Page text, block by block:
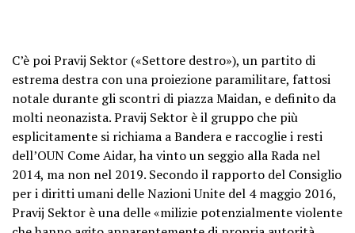
C’è poi Pravij Sektor («Settore destro»), un partito di
estrema destra con una proiezione paramilitare, fattosi
notale durante gli scontri di piazza Maidan, e definito da
molti neonazista. Pravij Sektor è il gruppo che più
esplicitamente si richiama a Bandera e raccoglie i resti
dell’OUN Come Aidar, ha vinto un seggio alla Rada nel
2014, ma non nel 2019. Secondo il rapporto del Consiglio
per i diritti umani delle Nazioni Unite del 4 maggio 2016,
Pravij Sektor è una delle «milizie potenzialmente violente